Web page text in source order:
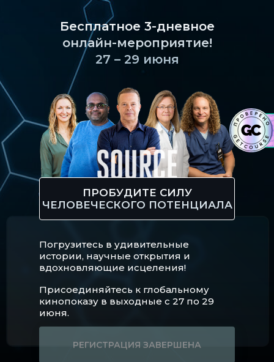
Погрузитесь в удивительные
истории, научные открытия и
вдохновляющие исцеления!
Присоединяйтесь к глобальному
кинопоказу в выходные с 27 по 29
июня.
РЕГИСТРАЦИЯ ЗАВЕРШЕНА
ПРОБУДИТЕ СИЛУ
ЧЕЛОВЕЧЕСКОГО ПОТЕНЦИАЛА
Бесплатное 3-дневное
онлайн-мероприятие!
27 – 29 июня